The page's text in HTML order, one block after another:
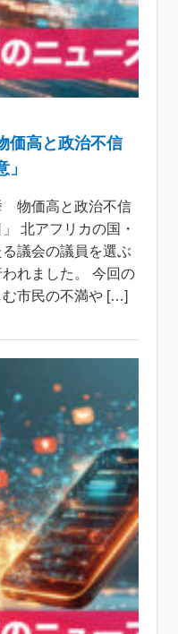
価高と政治不信
物価高と政治不信
北アフリカの国・
議会の議員を選ぶ
れました。 今回の
市民の不満や […]